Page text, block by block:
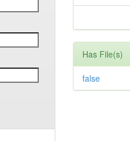
Has File(s)
false